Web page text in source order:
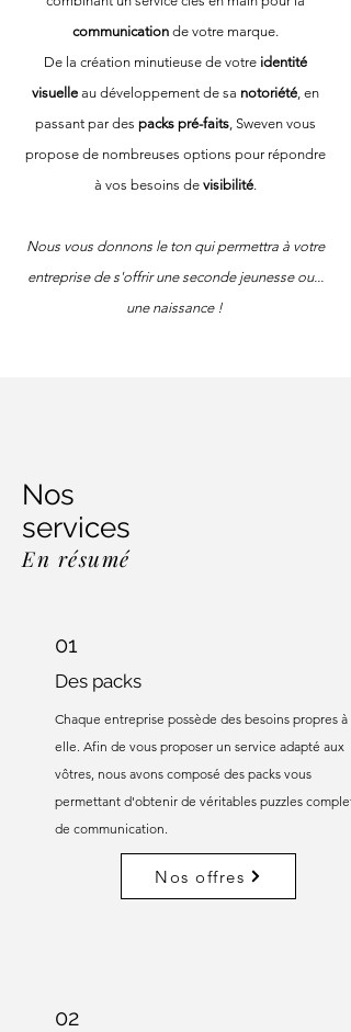
communication de votre marque.
De la création minutieuse de votre identité
visuelle au développement de sa notoriété, en
passant par des packs pré-faits, Sweven vous
propose de nombreuses options pour répondre
à vos besoins de visibilité.
Nous vous donnons le ton qui permettra à votre
entreprise de s'offrir une seconde jeunesse ou...
une naissance !
Nos
services
En résumé
01
Des packs
Chaque entreprise possède des besoins propres à
elle. Afin de vous proposer un service adapté aux
vôtres, nous avons composé des packs vous
permettant d'obtenir de véritables puzzles complets
de communication.
Nos offres
02